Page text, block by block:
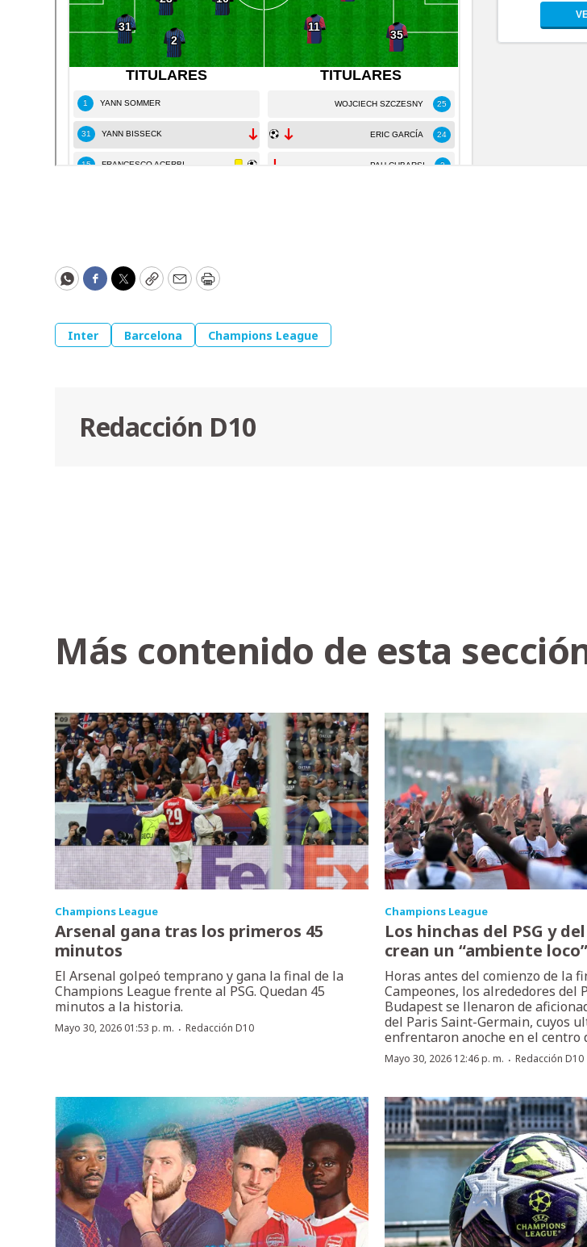
WhatsApp
Facebook
Twitter
CopyEmailPrint
Inter Barcelona Champions League
Redacción D10
Más contenido de esta
Champions League
Arsenal gana tras los primeros 45
minutos
El Arsenal golpeó temprano y gana la final de la
Champions League frente al PSG. Quedan 45
minutos a la historia.
Mayo 30, 2026 01:53 p. m. · Redacción D10
Champions League
Los hinchas del PSG y
crean un “ambiente
Horas antes del comienzo de la
Campeones, los alrededores del
Budapest se llenaron de
del Paris Saint-Germain, cuyos
enfrentaron anoche en el centro
Mayo 30, 2026 12:46 p. m. ·Redacción D10